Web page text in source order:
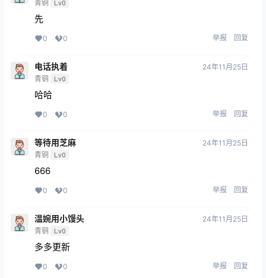
青铜 Lv0
先
0 0 举报 回复
电话执着
青铜 Lv0
24年11月25日
哈哈
0 0 举报 回复
等待用芝麻
青铜 Lv0
24年11月25日
666
0 0 举报 回复
温婉用小馒头
青铜 Lv0
24年11月25日
多多更新
0 0 举报 回复